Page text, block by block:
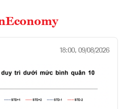
18:00, 09/08/2026